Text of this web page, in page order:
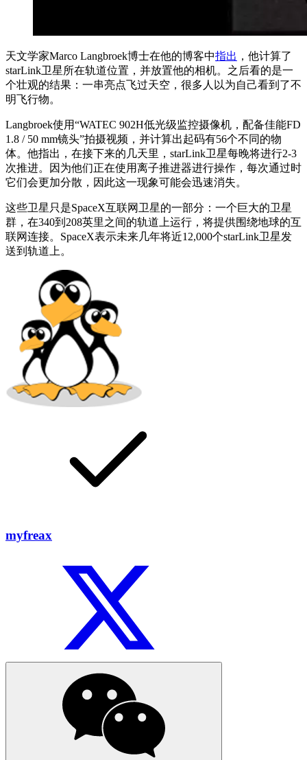
天文学家Marco Langbroek博士在他的博客中指出 ，他计算了
starLink卫星所在轨道位置，并放置他的相机。之后看的是一
个壮观的结果：一串亮点飞过天空，很多人以为自己看到了不
明飞行物。
Langbroek使用“WATEC 902H低光级监控摄像机，配备佳能FD
1.8 / 50 mm镜头”拍摄视频，并计算出起码有56个不同的物
体。他指出，在接下来的几天里，starLink卫星每晚将进行2-3
次推进。因为他们正在使用离子推进器进行操作，每次通过时
它们会更加分散，因此这一现象可能会迅速消失。
这些卫星只是SpaceX互联网卫星的一部分：一个巨大的卫星
群，在340到208英里之间的轨道上运行，将提供围绕地球的互
联网连接。SpaceX表示未来几年将近12,000个starLink卫星发
送到轨道上。
myfreax